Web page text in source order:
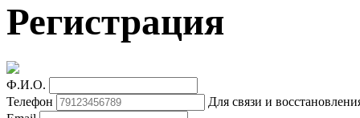
Регистрация
Ф.И.О.
Телефон
Для связи и